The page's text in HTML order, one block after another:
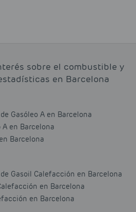
sobre el combustible y
en Barcelona
Gasóleo A en Barcelona
A en Barcelona
Barcelona
Gasoil Calefacción en Barcelona
en Barcelona
en Barcelona